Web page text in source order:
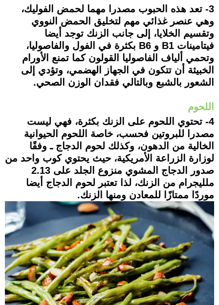
3- تعد هذه الحبوب مصدرا مهما لحمض الفوليك،
وهي عنصر غذائي مهم لتخليق الحمض النووي
وتقسيم الخلايا، إلى جانب الزنك توجد أيضا
فيتامينات B1 و B6 بكثرة في الفول والفاصوليا،
وتحمي ألياف الفاصوليا القولون كما تمنع الأورام
الخبيثة أن تتكون في الجهاز الهضمي، وتؤدي إلى
الشعور بالشبع وبالتالي فقدان الوزن الصحي.
اللحوم
4- تحتوي اللحوم على الزنك بكثرة، فهي ليست
مصدرا للبروتين فحسب، خاصة اللحوم الحيوانية
الخالية من الدهون، وكذلك لحوم الدجاج ـ وفقًا
لوزارة الزراعة الأمريكية، حيث يحتوي كوب واحد من
صدور الدجاج المشوي منزوع الجلد على 2.13
ملليجرام من الزنك، لذا تعتبر لحوم الدجاج أيضا
موردًا ممتازًا للمعادن ومنها الزنك.